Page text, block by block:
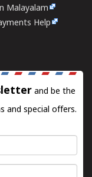
Malayalam
Help
and be the
and special offers.